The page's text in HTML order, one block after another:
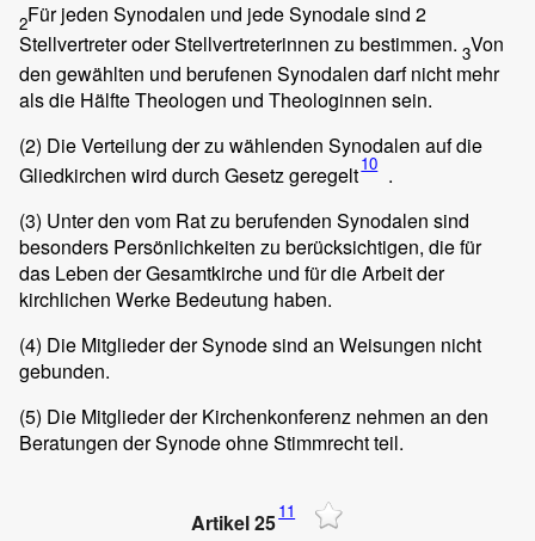
2Für jeden Synodalen und jede Synodale sind 2
Stellvertreter oder Stellvertreterinnen zu bestimmen. 3Von
den gewählten und berufenen Synodalen darf nicht mehr
als die Hälfte Theologen und Theologinnen sein.
(2) Die Verteilung der zu wählenden Synodalen auf die
Gliedkirchen wird durch Gesetz geregelt10 .
(3) Unter den vom Rat zu berufenden Synodalen sind
besonders Persönlichkeiten zu berücksichtigen, die für
das Leben der Gesamtkirche und für die Arbeit der
kirchlichen Werke Bedeutung haben.
(4) Die Mitglieder der Synode sind an Weisungen nicht
gebunden.
(5) Die Mitglieder der Kirchenkonferenz nehmen an den
Beratungen der Synode ohne Stimmrecht teil.
Artikel 2511